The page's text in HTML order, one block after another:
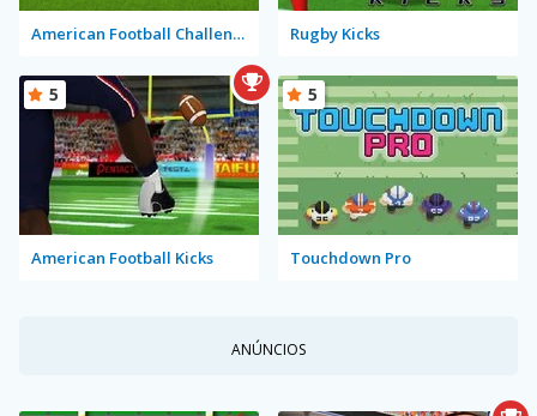
American Football Challenge Rugby Kicks
American Football Kicks
5
Touchdown Pro
5
ANÚNCIOS